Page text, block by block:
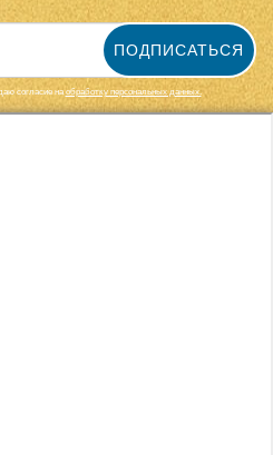
ПОДПИСАТЬСЯ
cогласие наобработку персональных данных.